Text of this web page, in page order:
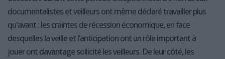
documentalistes et veilleurs ont même déclaré travailler plus
qu'avant : les craintes de récession économique, en face
desquelles la veille et l’anticipation ont un rôle important à
jouer ont davantage sollicité les veilleurs. De leur côté, les